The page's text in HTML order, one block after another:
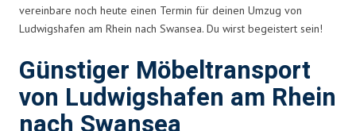
vereinbare noch heute einen Termin für deinen Umzug von
Ludwigshafen am Rhein nach Swansea. Du wirst begeistert sein!
Günstiger Möbeltransport
von Ludwigshafen am Rhein